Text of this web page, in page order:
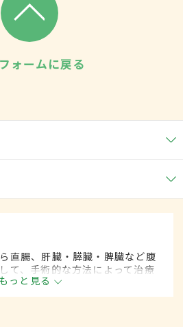
ォームに戻る
直腸、肝臓・膵臓・脾臓など腹
て、手術的な方法によって治療
もっと見る